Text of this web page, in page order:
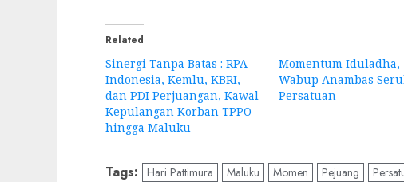
Related
Sinergi Tanpa Batas : RPA
Indonesia, Kemlu, KBRI,
dan PDI Perjuangan, Kawal
Kepulangan Korban TPPO
hingga Maluku
Momentum Iduladha,
Wabup Anambas
Persatuan
Tags: Hari Pattimura Maluku Momen Pejuang